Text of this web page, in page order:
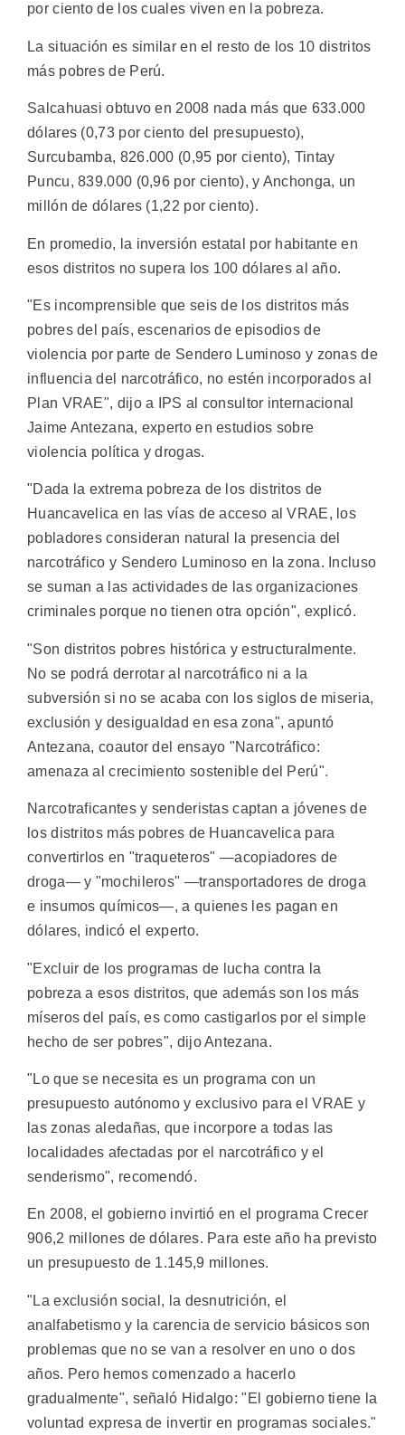
por ciento de los cuales viven en la pobreza.
La situación es similar en el resto de los 10 distritos
más pobres de Perú.
Salcahuasi obtuvo en 2008 nada más que 633.000
dólares (0,73 por ciento del presupuesto),
Surcubamba, 826.000 (0,95 por ciento), Tintay
Puncu, 839.000 (0,96 por ciento), y Anchonga, un
millón de dólares (1,22 por ciento).
En promedio, la inversión estatal por habitante en
esos distritos no supera los 100 dólares al año.
"Es incomprensible que seis de los distritos más
pobres del país, escenarios de episodios de
violencia por parte de Sendero Luminoso y zonas de
influencia del narcotráfico, no estén incorporados al
Plan VRAE", dijo a IPS al consultor internacional
Jaime Antezana, experto en estudios sobre
violencia política y drogas.
"Dada la extrema pobreza de los distritos de
Huancavelica en las vías de acceso al VRAE, los
pobladores consideran natural la presencia del
narcotráfico y Sendero Luminoso en la zona. Incluso
se suman a las actividades de las organizaciones
criminales porque no tienen otra opción", explicó.
"Son distritos pobres histórica y estructuralmente.
No se podrá derrotar al narcotráfico ni a la
subversión si no se acaba con los siglos de miseria,
exclusión y desigualdad en esa zona", apuntó
Antezana, coautor del ensayo "Narcotráfico:
amenaza al crecimiento sostenible del Perú".
Narcotraficantes y senderistas captan a jóvenes de
los distritos más pobres de Huancavelica para
convertirlos en "traqueteros" —acopiadores de
droga— y "mochileros" —transportadores de droga
e insumos químicos—, a quienes les pagan en
dólares, indicó el experto.
"Excluir de los programas de lucha contra la
pobreza a esos distritos, que además son los más
míseros del país, es como castigarlos por el simple
hecho de ser pobres", dijo Antezana.
"Lo que se necesita es un programa con un
presupuesto autónomo y exclusivo para el VRAE y
las zonas aledañas, que incorpore a todas las
localidades afectadas por el narcotráfico y el
senderismo", recomendó.
En 2008, el gobierno invirtió en el programa Crecer
906,2 millones de dólares. Para este año ha previsto
un presupuesto de 1.145,9 millones.
"La exclusión social, la desnutrición, el
analfabetismo y la carencia de servicio básicos son
problemas que no se van a resolver en uno o dos
años. Pero hemos comenzado a hacerlo
gradualmente", señaló Hidalgo: "El gobierno tiene la
voluntad expresa de invertir en programas sociales."